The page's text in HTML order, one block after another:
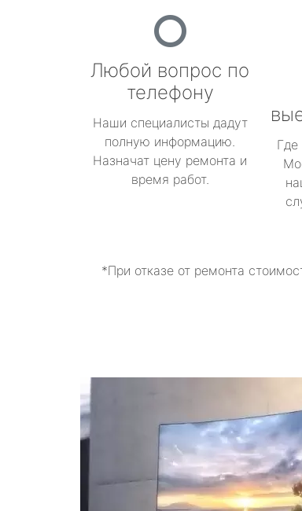
Любой вопрос по
телефону
Наши специалисты дадут
полную информацию.
Назначат цену ремонта и
время работ.
Где
*При отказе от ремонта